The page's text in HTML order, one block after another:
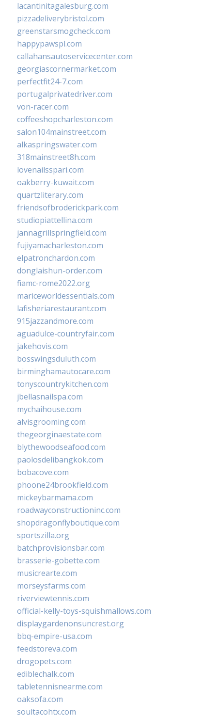
lacantinitagalesburg.com
pizzadeliverybristol.com
greenstarsmogcheck.com
happypawspl.com
callahansautoservicecenter.com
georgiascornermarket.com
perfectfit24-7.com
portugalprivatedriver.com
von-racer.com
coffeeshopcharleston.com
salon104mainstreet.com
alkaspringswater.com
318mainstreet8h.com
lovenailsspari.com
oakberry-kuwait.com
quartzliterary.com
friendsofbroderickpark.com
studiopiattellina.com
jannagrillspringfield.com
fujiyamacharleston.com
elpatronchardon.com
donglaishun-order.com
fiamc-rome2022.org
mariceworldessentials.com
lafisheriarestaurant.com
915jazzandmore.com
aguadulce-countryfair.com
jakehovis.com
bosswingsduluth.com
birminghamautocare.com
tonyscountrykitchen.com
jbellasnailspa.com
mychaihouse.com
alvisgrooming.com
thegeorginaestate.com
blythewoodseafood.com
paolosdelibangkok.com
bobacove.com
phoone24brookfield.com
mickeybarmama.com
roadwayconstructioninc.com
shopdragonflyboutique.com
sportszilla.org
batchprovisionsbar.com
brasserie-gobette.com
musicrearte.com
morseysfarms.com
riverviewtennis.com
official-kelly-toys-squishmallows.com
displaygardenonsuncrest.org
bbq-empire-usa.com
feedstoreva.com
drogopets.com
ediblechalk.com
tabletennisnearme.com
oaksofa.com
soultacohtx.com